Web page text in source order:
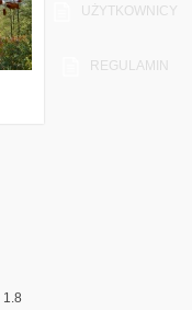
UŻYTKOWNICY
REGULAMIN
1.8